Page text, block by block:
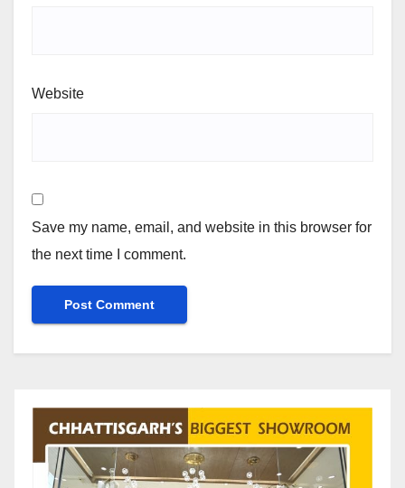
Website
Save my name, email, and website in this browser for
the next time I comment.